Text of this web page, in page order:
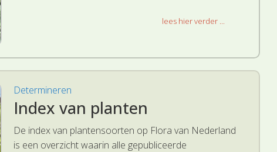
lees hier verder ...
Determineren
Index van planten
De index van plantensoorten op Flora van Nederland
is een overzicht waarin alle gepubliceerde